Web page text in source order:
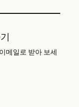
메일로 받아 보세